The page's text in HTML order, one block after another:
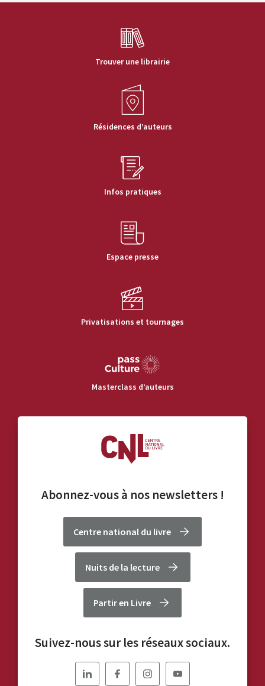
Trouver une librairie
Résidences d’auteurs
Infos pratiques
Espace presse
Privatisations et tournages
Masterclass d’auteurs
Abonnez-vous à nos newsletters!
Centre national du livre
Nuits de la lecture
Partir en Livre
Suivez-nous sur les réseaux sociaux.
Nous
Nous
Nous
Nous